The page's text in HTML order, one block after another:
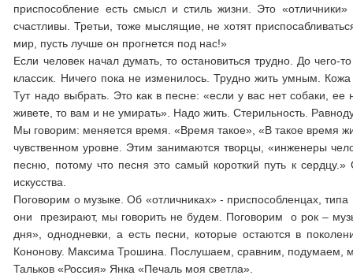
приспособление есть смысл и стиль жизни. Это
счастливы. Третьи, тоже мыслящие, не хотят
мир, пусть лучше он прогнется под нас!»
Если человек начал думать, то остановиться трудно. До
классик. Ничего пока не изменилось. Трудно жить умным.
Тут надо выбрать. Это как в песне: «если у вас нет собаки,
живете, то вам и не умирать». Надо жить. Стерильность.
Мы говорим: меняется время. «Время такое», «В такое время
чувственном уровне. Этим занимаются творцы, «инженеры
песню, потому что песня это самый короткий путь к
искусства.
Поговорим о музыке. Об «отличниках» - приспособленцах,
они презирают, мы говорить не будем. Поговорим о рок –
дня», однодневки, а есть песни, которые остаются в
Кононову. Максима Трошина. Послушаем, сравним, подумаем,
Тальков «Россия» Янка «Печаль моя светла».